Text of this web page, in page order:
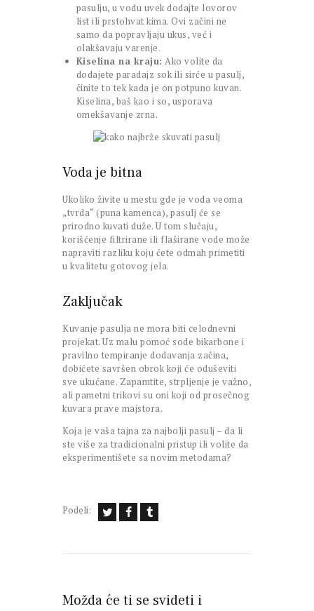
pasulju, u vodu uvek dodajte lovorov
list ili prstohvat kima. Ovi začini ne
samo da popravljaju ukus, već i
olakšavaju varenje.
Kiselina na kraju: Ako volite da
dodajete paradajz sok ili sirće u pasulj,
činite to tek kada je on potpuno kuvan.
Kiselina, baš kao i so, usporava
omekšavanje zrna.
Voda je bitna
Ukoliko živite u mestu gde je voda veoma
„tvrda“ (puna kamenca), pasulj će se
prirodno kuvati duže. U tom slučaju,
korišćenje filtrirane ili flaširane vode može
napraviti razliku koju ćete odmah primetiti
u kvalitetu gotovog jela.
Zaključak
Kuvanje pasulja ne mora biti celodnevni
projekat. Uz malu pomoć sode bikarbone i
pravilno tempiranje dodavanja začina,
dobićete savršen obrok koji će oduševiti
sve ukućane. Zapamtite, strpljenje je važno,
ali pametni trikovi su oni koji od prosečnog
kuvara prave majstora.
Koja je vaša tajna za najbolji pasulj – da li
ste više za tradicionalni pristup ili volite da
eksperimentišete sa novim metodama?
Podeli:
Možda će ti se svideti i